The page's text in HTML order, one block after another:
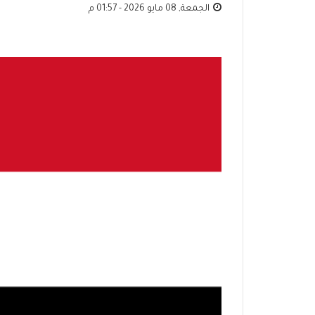
الجمعة, 08 مايو 2026 - 01:57 م